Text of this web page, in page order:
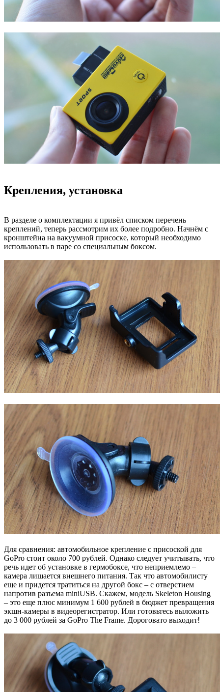
Крепления, установка
В разделе о комплектации я привёл списком перечень
креплений, теперь рассмотрим их более подробно. Начнём с
кронштейна на вакуумной присоске, который необходимо
использовать в паре со специальным боксом.
Для сравнения: автомобильное крепление с присоской для
GoPro стоит около 700 рублей. Однако следует учитывать, что
речь идет об установке в гермобоксе, что неприемлемо –
камера лишается внешнего питания. Так что автомобилисту
еще и придется тратиться на другой бокс – с отверстием
напротив разъема miniUSB. Скажем, модель Skeleton Housing
– это еще плюс минимум 1 600 рублей в бюджет превращения
экшн-камеры в видеорегистратор. Или готовьтесь выложить
до 3 000 рублей за GoPro The Frame. Дороговато выходит!